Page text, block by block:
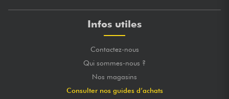
Infos utiles
Contactez-nous
Qui sommes-nous ?
Nos magasins
Consulter nos guides d’achats